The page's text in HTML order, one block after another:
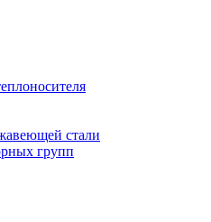
стали
групп